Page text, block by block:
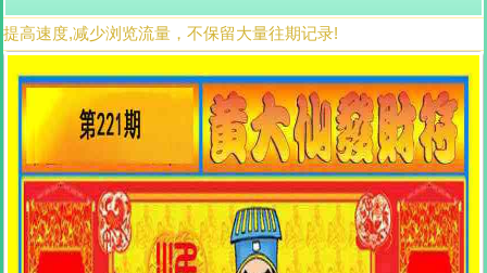
提高速度,减少浏览流量，不保留大量往期记录!